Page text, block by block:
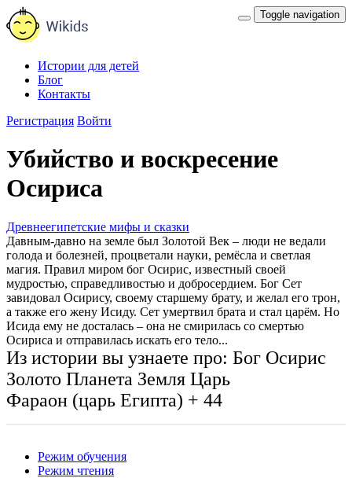
Toggle navigation
Истории для детей
Блог
Контакты
Регистрация Войти
Убийство и воскресение
Осириса
Древнеегипетские мифы и сказки
Давным-давно на земле был Золотой Век – люди не ведали
голода и болезней, процветали науки, ремёсла и светлая
магия. Правил миром бог Осирис, известный своей
мудростью, справедливостью и добросердием. Бог Сет
завидовал Осирису, своему старшему брату, и желал его трон,
а также его жену Исиду. Сет умертвил брата и стал царём. Но
Исида ему не досталась – она не смирилась со смертью
Осириса и отправилась искать его тело...
Из истории вы узнаете про: Бог Осирис
Золото Планета Земля Царь
Фараон (царь Египта) + 44
Режим обучения
Режим чтения